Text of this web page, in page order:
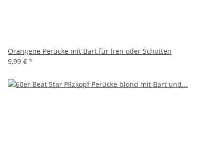
Orangene Perücke mit Bart für Iren oder Schotten
9,99 € *